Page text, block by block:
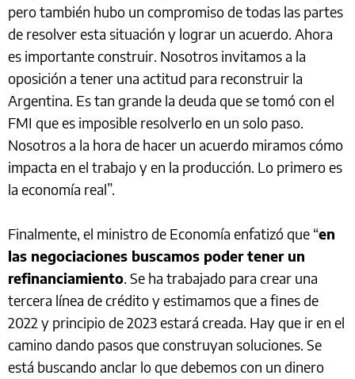
pero también hubo un compromiso de todas las partes
de resolver esta situación y lograr un acuerdo. Ahora
es importante construir. Nosotros invitamos a la
oposición a tener una actitud para reconstruir la
Argentina. Es tan grande la deuda que se tomó con el
FMI que es imposible resolverlo en un solo paso.
Nosotros a la hora de hacer un acuerdo miramos cómo
impacta en el trabajo y en la producción. Lo primero es
la economía real”.
Finalmente, el ministro de Economía enfatizó que “en
las negociaciones buscamos poder tener un
refinanciamiento. Se ha trabajado para crear una
tercera línea de crédito y estimamos que a fines de
2022 y principio de 2023 estará creada. Hay que ir en el
camino dando pasos que construyan soluciones. Se
está buscando anclar lo que debemos con un dinero